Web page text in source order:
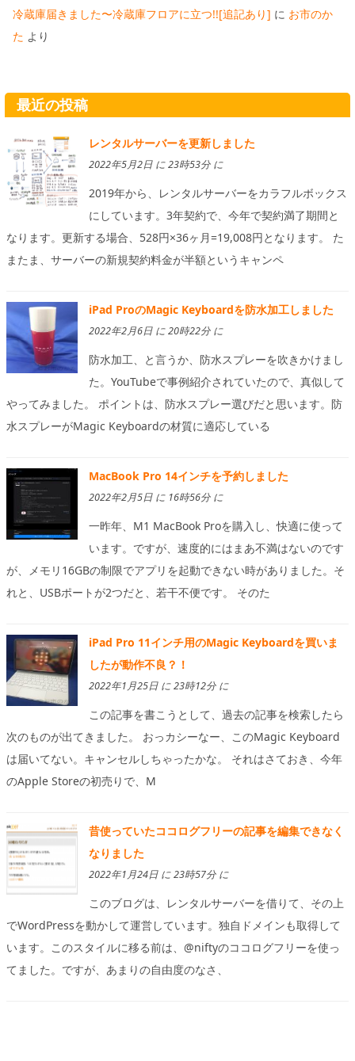
冷蔵庫届きました〜冷蔵庫フロアに立つ!![追記あり] に お市のか
た より
最近の投稿
レンタルサーバーを更新しました
2022年5月2日 に 23時53分 に
2019年から、レンタルサーバーをカラフルボックス
にしています。3年契約で、今年で契約満了期間と
なります。更新する場合、528円×36ヶ月=19,008円となります。 た
またま、サーバーの新規契約料金が半額というキャンペ
iPad ProのMagic Keyboardを防水加工しました
2022年2月6日 に 20時22分 に
防水加工、と言うか、防水スプレーを吹きかけまし
た。YouTubeで事例紹介されていたので、真似して
やってみました。 ポイントは、防水スプレー選びだと思います。防
水スプレーがMagic Keyboardの材質に適応している
MacBook Pro 14インチを予約しました
2022年2月5日 に 16時56分 に
一昨年、M1 MacBook Proを購入し、快適に使って
います。ですが、速度的にはまあ不満はないのです
が、メモリ16GBの制限でアプリを起動できない時がありました。そ
れと、USBポートが2つだと、若干不便です。 そのた
iPad Pro 11インチ用のMagic Keyboardを買いま
したが動作不良？！
2022年1月25日 に 23時12分 に
この記事を書こうとして、過去の記事を検索したら
次のものが出てきました。 おっカシーなー、このMagic Keyboard
は届いてない。キャンセルしちゃったかな。 それはさておき、今年
のApple Storeの初売りで、M
昔使っていたココログフリーの記事を編集できなく
なりました
2022年1月24日 に 23時57分 に
このブログは、レンタルサーバーを借りて、その上
でWordPressを動かして運営しています。独自ドメインも取得して
います。このスタイルに移る前は、@niftyのココログフリーを使っ
てました。ですが、あまりの自由度のなさ、